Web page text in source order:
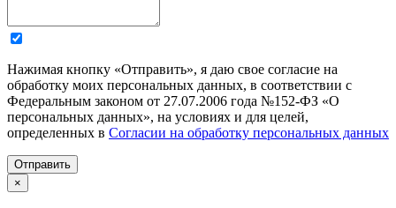
Нажимая кнопку «Отправить», я даю свое согласие на
обработку моих персональных данных, в соответствии с
Федеральным законом от 27.07.2006 года №152-ФЗ «О
персональных данных», на условиях и для целей,
определенных в Согласии на обработку персональных данных
Отправить
×